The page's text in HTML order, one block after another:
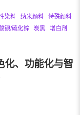
染料 纳米颜料
特殊颜料
钡/硫化锌 炭黑
增白剂
化、功能化与智